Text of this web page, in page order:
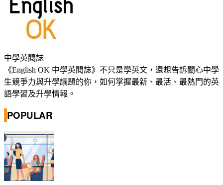
中學英閱誌
《English OK 中學英閱誌》不只是學英文，還想告訴關心中學
生競爭力與升學議題的你，如何掌握最新、最活、最熱門的英
語學習及升學情報。
POPULAR